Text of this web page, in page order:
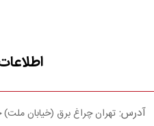
آدرس: تهران چراغ برق (خیابان ملت)